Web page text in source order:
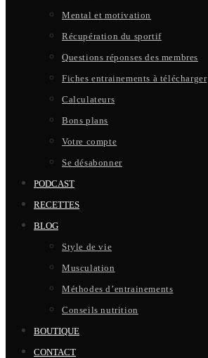
Mental et motivation
Récupération du sportif
Questions réponses des membres
Fiches entrainements à télécharger
Calculateurs
Bons plans
Votre compte
Se désabonner
PODCAST
RECETTES
BLOG
Style de vie
Musculation
Méthodes d’entrainements
Conseils nutrition
BOUTIQUE
CONTACT